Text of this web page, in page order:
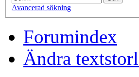
Avancerad sökning
Forumindex
Ändra